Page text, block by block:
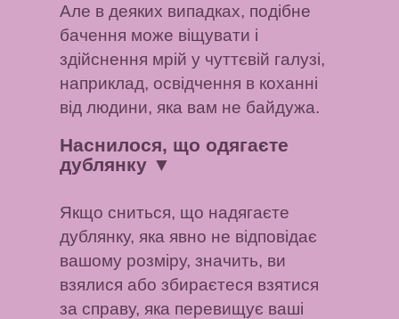
Але в деяких випадках, подібне
бачення може віщувати і
здійснення мрій у чуттєвій галузі,
наприклад, освідчення в коханні
від людини, яка вам не байдужа.
Наснилося, що одягаєте
дублянку ▼
Якщо сниться, що надягаєте
дублянку, яка явно не відповідає
вашому розміру, значить, ви
взялися або збираєтеся взятися
за справу, яка перевищує ваші